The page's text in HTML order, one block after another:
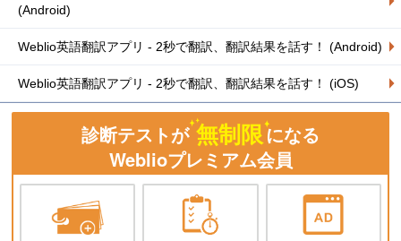
(Android)
Weblio英語翻訳アプリ - 2秒で翻訳、翻訳結果を話す！ (Android)
Weblio英語翻訳アプリ - 2秒で翻訳、翻訳結果を話す！ (iOS)
診断テストが 無制限になる
Weblioプレミアム会員